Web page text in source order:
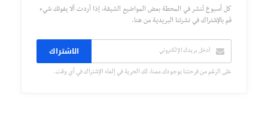
كل أسبوع تُنشر في المحطة بعض المواضيع الشيقة، إذا أردت ألا يفوتك شيء
قم بالإشتراك في نشرتنا البريدية من هنا.
الاشتراك
على الرغم من فرحتنا بوجودك معنا، لك الحرية في إلغاء الإشتراك في أي وقت.